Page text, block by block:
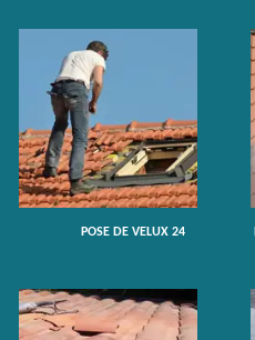
POSE DE VELUX 24